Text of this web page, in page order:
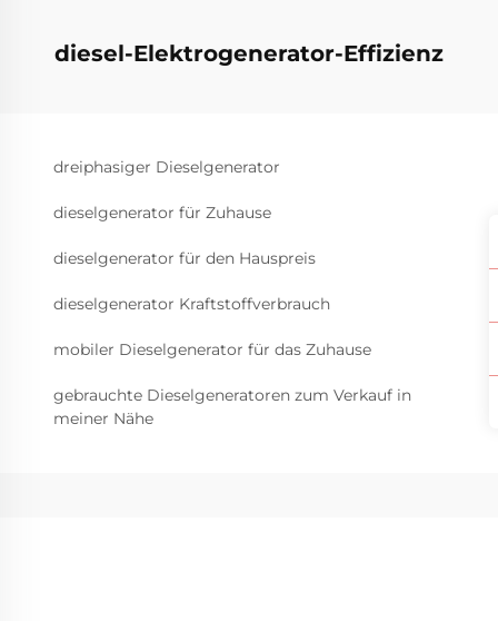
diesel-Elektrogenerator-Effizienz
dreiphasiger Dieselgenerator
dieselgenerator für Zuhause
dieselgenerator für den Hauspreis
dieselgenerator Kraftstoffverbrauch
mobiler Dieselgenerator für das Zuhause
gebrauchte Dieselgeneratoren zum Verkauf in
meiner Nähe